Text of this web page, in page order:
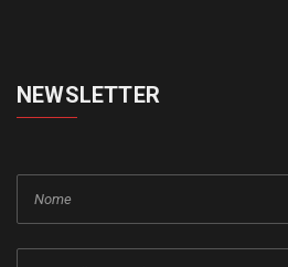
NEWSLETTER